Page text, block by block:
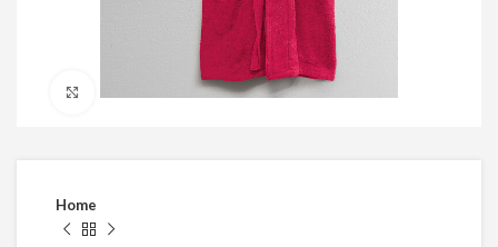
Click to enlarge
Home